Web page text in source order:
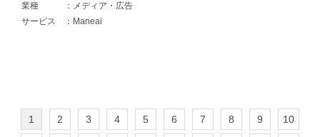
業種
メディア・広告
サービス
Maneai
1 2 3 4 5 6 7 8 9 10